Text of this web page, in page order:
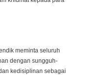
meminta seluruh
dengan sungguh-
kedisiplinan sebagai